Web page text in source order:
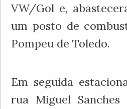
VW/Gol e,
um posto de
Pompeu de Toledo.
Em seguida
rua Miguel Sanches